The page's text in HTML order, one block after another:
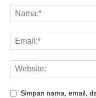
Simpan nama, email,